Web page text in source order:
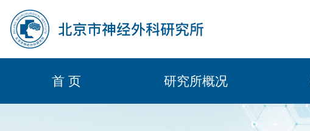
首 页 研究所概况